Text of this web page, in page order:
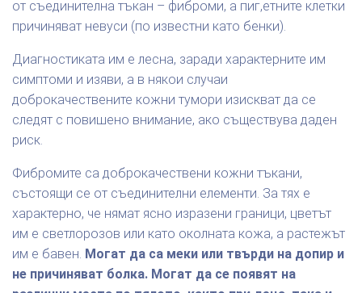
от съединителна тъкан – фиброми, а пиг,етните клетки
причиняват невуси (по известни като бенки).
Диагностиката им е лесна, заради характерните им
симптоми и изяви, а в някои случаи
доброкачествените кожни тумори изискват да се
следят с повишено внимание, ако съществува даден
риск.
Фибромите са доброкачествени кожни тъкани,
състоящи се от съединителни елементи. За тях е
характерно, че нямат ясно изразени граници, цветът
им е светлорозов или като околната кожа, а растежът
им е бавен. Могат да са меки или твърди на допир и
не причиняват болка. Могат да се появят на